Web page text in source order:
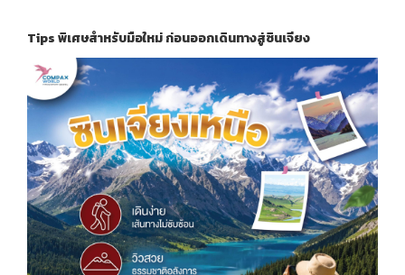
Tipsพิเศษสำหรับมือใหม่ก่อนออกเดินทางสู่ซินเจียง